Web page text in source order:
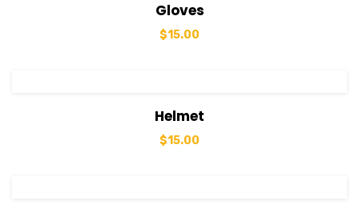
Gloves
$15.00
Helmet
$15.00